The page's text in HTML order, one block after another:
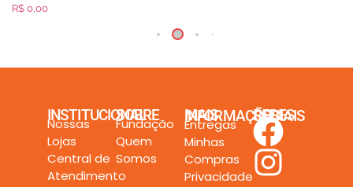
R$ 0,00
INSTITUCIONAL
Nossas
Lojas
Central de
Atendimento
SOBRE
Fundação
Quem
Somos
MAIS INFORMAÇÕES
Entregas
Minhas
Compras
Privacidade
REDES SOCIAIS